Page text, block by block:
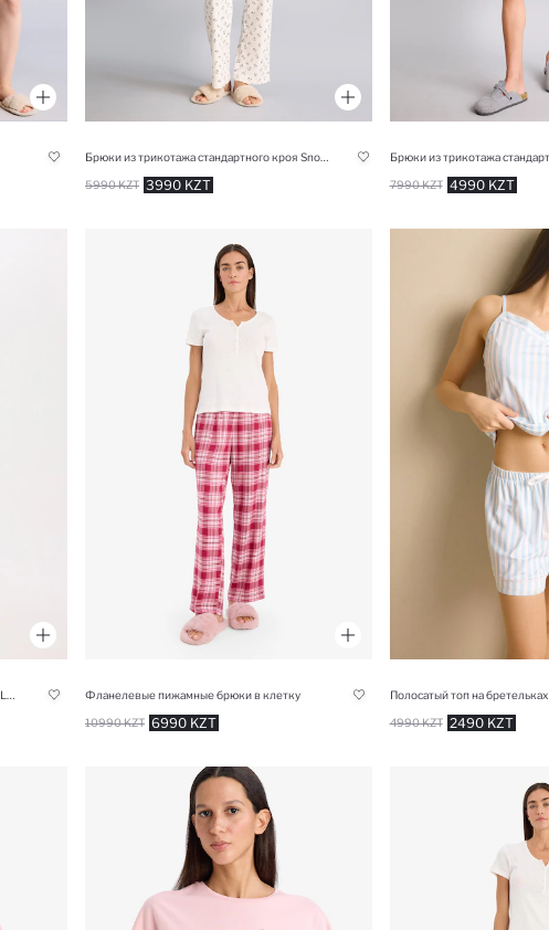
3990 KZT
5990 KZT 4990 KZT
7990 KZT
Фланелевые пижамные брюки в клетку
6990 KZT
10990 KZT
Полосатый топ на бретельках
2490 KZT
4990 KZT